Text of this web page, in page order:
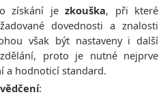
získání je zkouška, při které
dovednosti a znalosti
však být nastaveny i další
proto je nutné nejprve
a hodnoticí standard.
: